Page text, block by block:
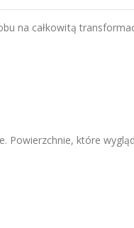
na całkowitą
Powierzchnie, które